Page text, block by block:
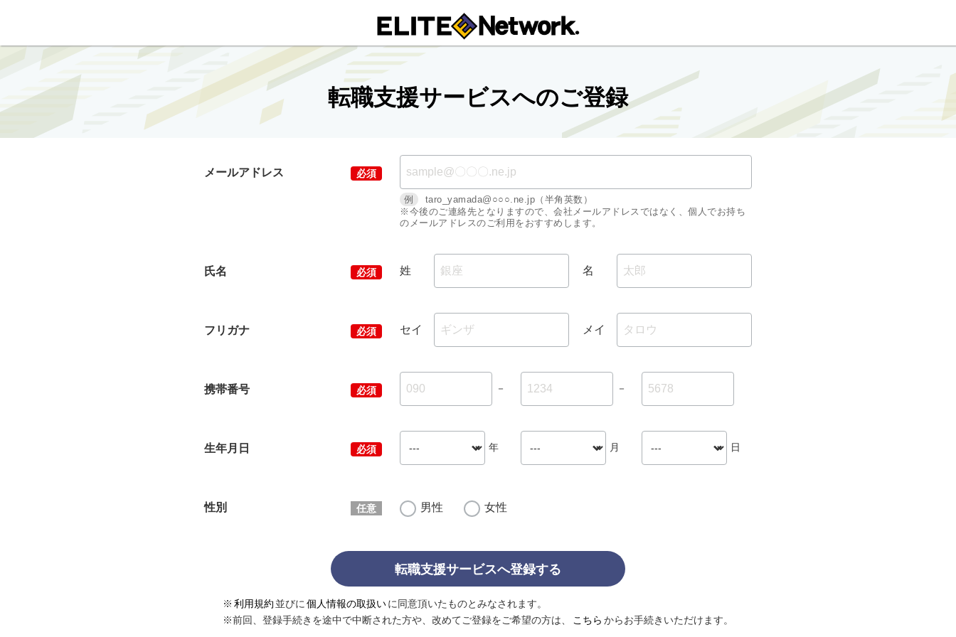
転職支援サービスへのご登録
メールアドレス
例
taro_yamada@○○○.ne.jp（半角英数）
※今後のご連絡先となりますので、会社メールアドレスではなく、個人でお持ち
のメールアドレスのご利用をおすすめします。
氏名 姓 名
フリガナ セイ メイ
携帯番号 － －
生年月日 年 月 日
性別 男性 女性
転職支援サービスへ登録する
※ 利用規約 並びに 個人情報の取扱いに同意頂いたものとみなされます。
※前回、登録手続きを途中で中断された方や、改めてご登録をご希望の方は、
こちら からお手続きいただけます。